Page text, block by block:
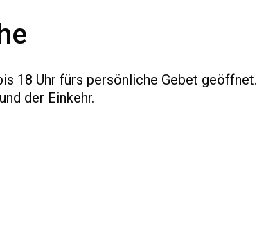
18 Uhr fürs persönliche Gebet geöffnet.
der Einkehr.